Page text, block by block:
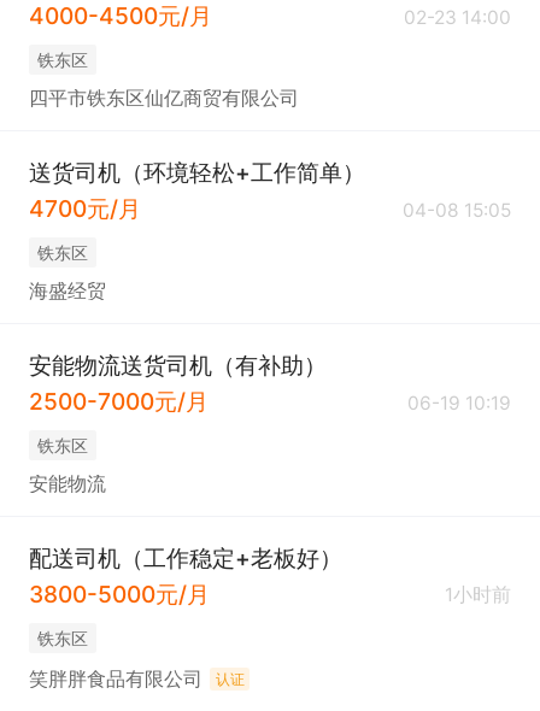
4000-4500元/月
02-23 14:00
铁东区
四平市铁东区仙亿商贸有限公司
送货司机（环境轻松+工作简单）
4700元/月
04-08 15:05
铁东区
海盛经贸
安能物流送货司机（有补助）
2500-7000元/月
06-19 10:19
铁东区
安能物流
配送司机（工作稳定+老板好）
3800-5000元/月
1小时前
铁东区
笑胖胖食品有限公司 认证